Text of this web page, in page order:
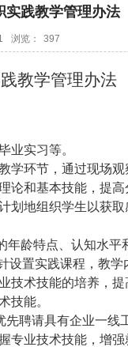
实践教学管理办法
浏览： 397
教学管理办法
业实习等。
学环节，通过现场
论和基本技能，提
划地组织学生以获取
年龄特点、认知水平
设置实践课程，教
技术技能的培养，
技能。
聘请具有企业一线
专业技术技能，增强